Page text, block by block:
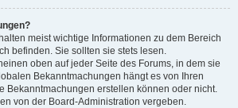
meist wichtige Informationen zu dem Bereich
befinden. Sie sollten sie stets lesen.
oben auf jeder Seite des Forums, in dem sie
Bekanntmachungen hängt es von Ihren
Bekanntmachungen erstellen können oder nicht.
von der Board-Administration vergeben.